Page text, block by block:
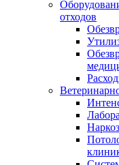
отходов